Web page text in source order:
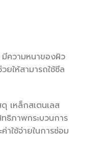
มีความหนาของผิว
ให้สามารถใช้ซีล
เหล็กสเตนเลส
ธิภาพกระบวนการ
าใช้จ่ายในการซ่อม